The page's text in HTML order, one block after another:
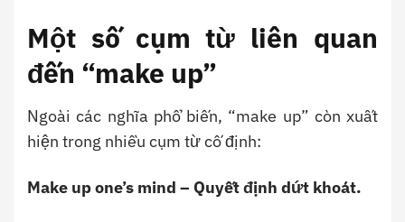
Một số cụm từ liên quan
đến “make up”
Ngoài các nghĩa phổ biến, “make up” còn xuất
hiện trong nhiều cụm từ cố định:
Make up one’s mind – Quyết định dứt khoát.